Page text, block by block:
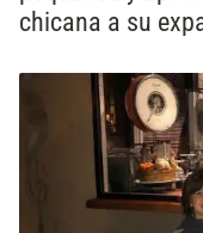
chicana a su